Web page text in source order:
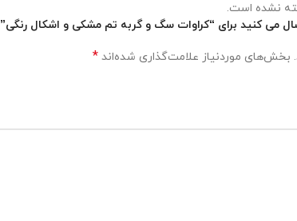
نشده است.
می کنید برای “کراوات سگ و گربه تم مشکی و اشکال رنگی”
بخش‌های موردنیاز علامت‌گذاری شده‌اند *